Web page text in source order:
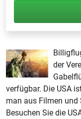
der
verfügbar. Die USA
man aus Filmen und
Besuchen Sie die